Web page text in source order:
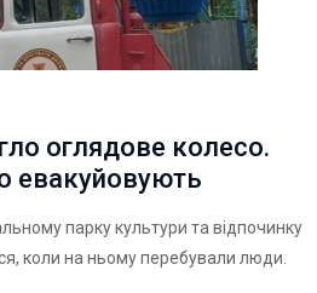
оглядове колесо.
евакуйовують
парку культури та відпочинку
коли на ньому перебували люди.